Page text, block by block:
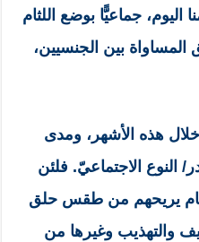
اليوم، جماعيًّا بوضع اللثام
المساواة بين الجنسيين،
خلال هذه الأشهر، ومدى
النوع الاجتماعيّ. فلئن
يريحهم من طقس حلق
والتهذيب وغيرها من